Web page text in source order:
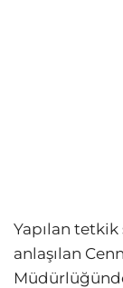
Yapılan
anlaşılan